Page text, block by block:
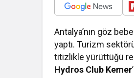
Antalya’nın göz
yaptı. Turizm
titizlikle yürüttüğü
Hydros Club Kemer